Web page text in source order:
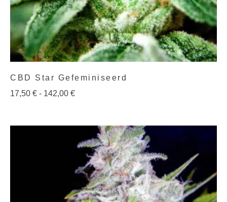
CBD Star Gefeminiseerd
17,50 € - 142,00 €